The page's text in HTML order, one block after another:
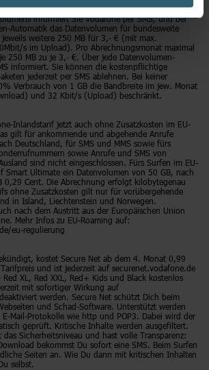
SpeedGo“ ist fest voreingestellt. Bei 90%
informiert Sie Vodafone per SMS, und bei
Automatik das Datenvolumen für bundesweite
weitere 250 MB für 3,- € (mit max.
s im Upload). Pro Abrechnungsmonat maximal
250 MB zu je 3,- €. Über jede Datenvolumen-
informiert. Sie können die kostenpflichtige
jederzeit per SMS ablehnen. Bei keiner
Verbrauch von 1 GB die Bandbreite im jew. Monat
und 32 Kbit/s (Upload) beschränkt.
Inlandstarif jetzt auch ohne Zusatzkosten im EU-
gilt für ankommende und abgehende Anrufe
Deutschland, für SMS und MMS sowie fürs
sowie Anrufe und SMS von
sind nicht eingeschlossen. Fürs Surfen im EU-
Smart Ultimate ein Datenvolumen von 50 GB, nach
0,29 Cent. Die Abrechnung erfolgt kilobytegenau
ohne Zusatzkosten gilt nur für vorübergehende
in Island, Liechtenstein und Norwegen.
nach dem Austritt aus der Europäischen Union
Mehr Infos zu EU-Roaming auf:
eu-regulierung
kostet Secure Net ab dem 4. Monat 0,99
und ist jederzeit auf securenet.vodafone.de
XL, Red XXL, Red+ Kids und Black kostenlos
mit sofortiger Wirkung auf
werden. Secure Net schützt Dich beim
und Schad-Software. Unterstützt werden
Mail-Protokolle wie http und POP3. Dabei wird der
geprüft. Kritische Inhalte werden ausgefiltert.
das Sicherheitsniveau und hast volle Transparenz:
bekommst Du sofort eine SMS. Beim Surfen
Seiten an. Wie Du dann mit kritischen Inhalten
selbst.